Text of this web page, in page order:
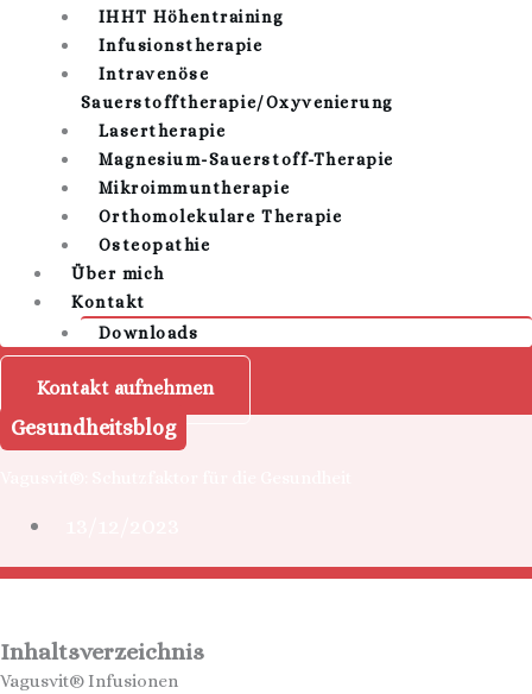
IHHT Höhentraining
Infusionstherapie
Intravenöse
Sauerstofftherapie/Oxyvenierung
Lasertherapie
Magnesium-Sauerstoff-Therapie
Mikroimmuntherapie
Orthomolekulare Therapie
Osteopathie
Über mich
Kontakt
Downloads
Kontakt aufnehmen
Gesundheitsblog
Inhaltsverzeichnis
Vagusvit® Infusionen